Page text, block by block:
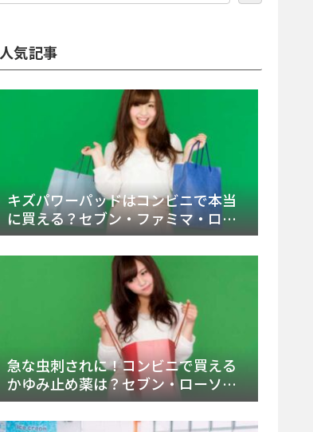
人気記事
キズパワーパッドはコンビニで本当
に買える？セブン・ファミマ・ロー
ソン徹底調査＆値段と種類別販売場
所まとめ
急な虫刺されに！コンビニで買える
かゆみ止め薬は？セブン・ローソ
ン・ファミマの販売状況と定番商品
まとめ